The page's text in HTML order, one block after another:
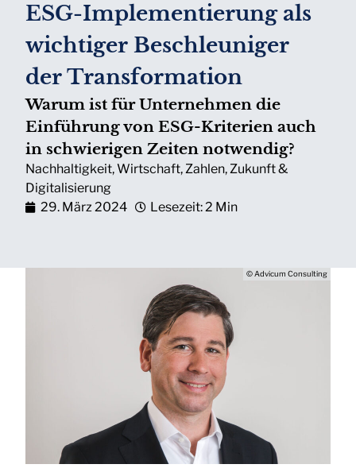
ESG-Implementierung als
wichtiger Beschleuniger
der Transformation
Warum ist für Unternehmen die
Einführung von ESG-Kriterien auch
in schwierigen Zeiten notwendig?
Nachhaltigkeit,Wirtschaft,Zahlen,Zukunft &
Digitalisierung
29. März 2024
Lesezeit: 2 Min
© Advicum Consulting